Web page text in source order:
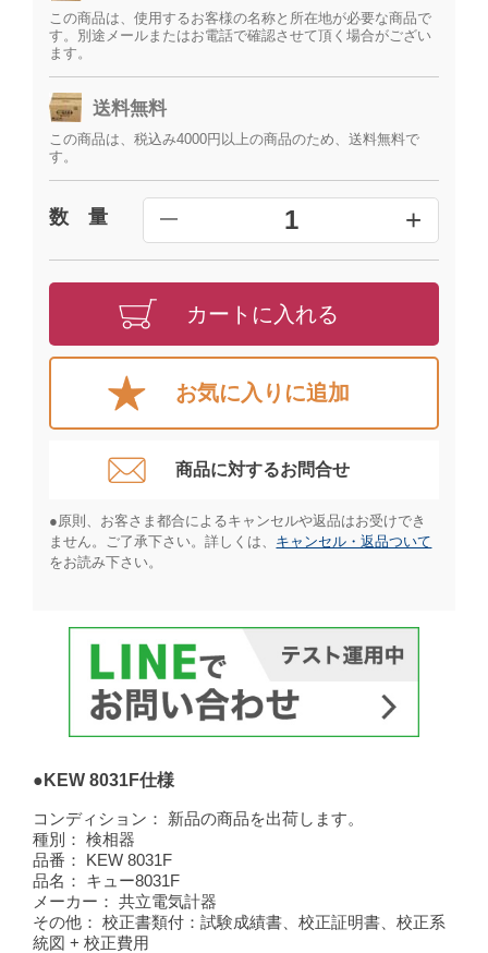
この商品は、使用するお客様の名称と所在地が必要な商品で
す。別途メールまたはお電話で確認させて頂く場合がござい
ます。
送料無料
この商品は、税込み4000円以上の商品のため、送料無料で
す。
数 量 ━ 1 +
カートに入れる
お気に入りに追加
商品に対するお問合せ​
●原則、お客さま都合によるキャンセルや返品はお受けでき
ません。ご了承下さい。詳しくは、 キャンセル・返品ついて
をお読み下さい。​
●KEW 8031F仕様
コンディション：
新品の商品を出荷します。
種別：
検相器
品番：
KEW 8031F
品名：
キュー8031F
メーカー：
共立電気計器
その他：
校正書類付：試験成績書、校正証明書、校正系
統図 + 校正費用